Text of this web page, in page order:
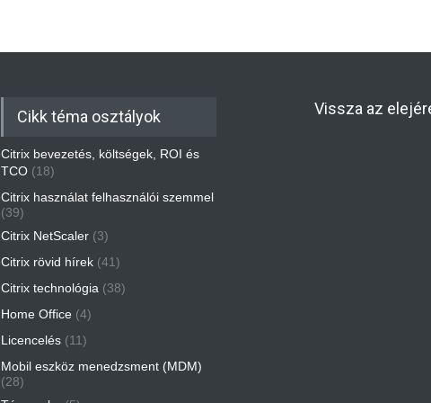
Cikk téma osztályok
Citrix bevezetés, költségek, ROI és
TCO (18)
Citrix használat felhasználói szemmel
(39)
Citrix NetScaler (3)
Citrix rövid hírek (41)
Citrix technológia (38)
Home Office (4)
Licencelés (11)
Mobil eszköz menedzsment (MDM)
(28)
Vissza az